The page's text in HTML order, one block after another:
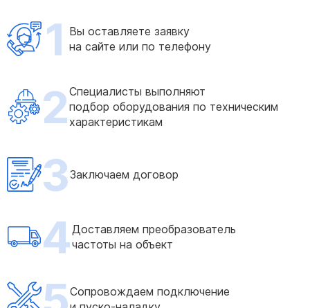
1 Вы оставляете заявку
на сайте или по телефону
2Специалисты выполняют
подбор оборудования по техническим
характеристикам
3Заключаем договор
4Доставляем преобразователь
частоты на объект
Сопровождаем подключение